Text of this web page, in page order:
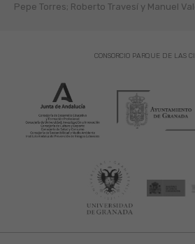
Pepe Torres; Roberto Travesí y Manuel
CONSORCIO PARQUE DE LAS